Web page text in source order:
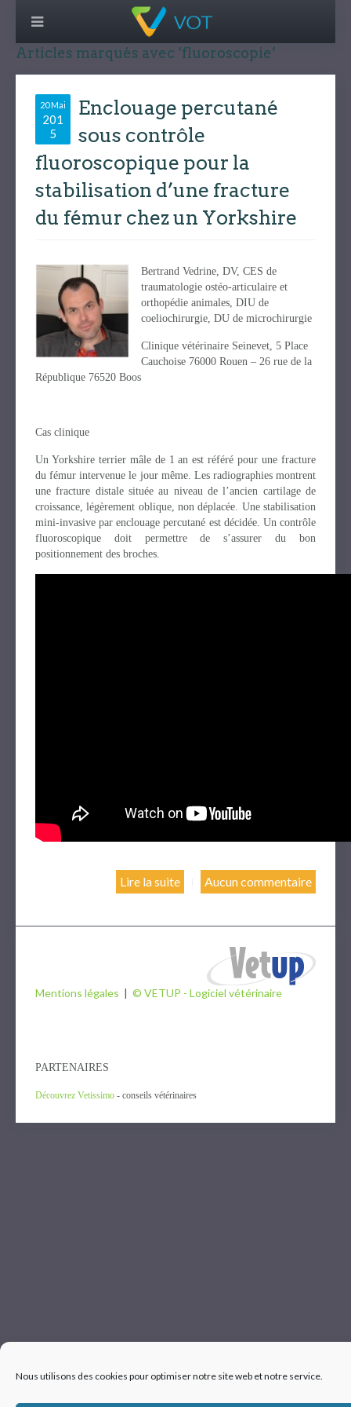
Nous utilisons des cookies pour optimiser notre site web et notre service.
Articles marqués avec ‘fluoroscopie’
20 Mai
201
5
Enclouage percutané
sous contrôle
fluoroscopique pour la
stabilisation d’une fracture
du fémur chez un Yorkshire
Bertrand Vedrine, DV, CES de
traumatologie ostéo-articulaire et
orthopédie animales, DIU de
coeliochirurgie, DU de microchirurgie
Clinique vétérinaire Seinevet, 5 Place
Cauchoise 76000 Rouen – 26 rue de la
République 76520 Boos
Cas clinique
Un Yorkshire terrier mâle de 1 an est référé pour une fracture
du fémur intervenue le jour même. Les radiographies montrent
une fracture distale située au niveau de l’ancien cartilage de
croissance, légèrement oblique, non déplacée. Une stabilisation
mini-invasive par enclouage percutané est décidée. Un contrôle
fluoroscopique doit permettre de s’assurer du bon
positionnement des broches.
Lire la suite Aucun commentaire
Mentions légales | © VETUP - Logiciel vétérinaire
PARTENAIRES
Découvrez Vetissimo - conseils vétérinaires